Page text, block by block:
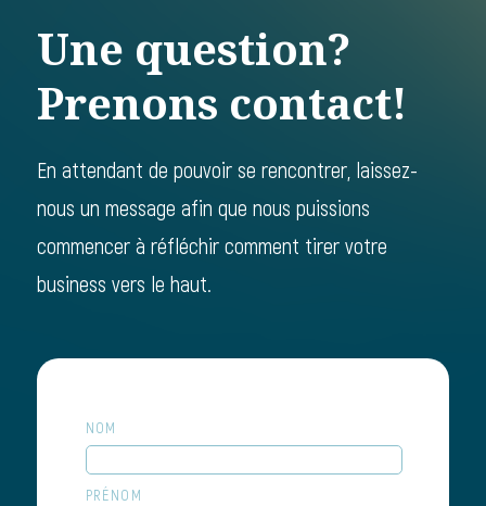
Une question?
Prenons contact!
En attendant de pouvoir se rencontrer, laissez-
nous un message afin que nous puissions
commencer à réfléchir comment tirer votre
business vers le haut.
NOM
PRÉNOM